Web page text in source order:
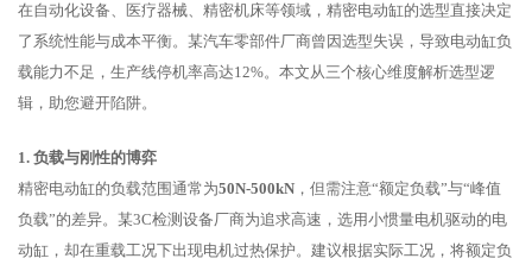
在自动化设备、医疗器械、精密机床等领域，精密电动缸的选型直接决定
了系统性能与成本平衡。某汽车零部件厂商曾因选型失误，导致电动缸负
载能力不足，生产线停机率高达12%。本文从三个核心维度解析选型逻
辑，助您避开陷阱。
1. 负载与刚性的博弈
精密电动缸的负载范围通常为50N-500kN ，但需注意“额定负载”与“峰值
负载”的差异。某3C检测设备厂商为追求高速，选用小惯量电机驱动的电
动缸，却在重载工况下出现电机过热保护。建议根据实际工况，将额定负